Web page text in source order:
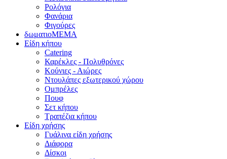
Ρολόγια
Φανάρια
Φιγούρες
δωματιοΜΕΜΑ
Είδη κήπου
Catering
Καρέκλες - Πολυθρόνες
Κούνιες - Αιώρες
Ντουλάπες εξωτερικού χώρου
Ομπρέλες
Πουφ
Σετ κήπου
Τραπέζια κήπου
Είδη χρήσης
Γυάλινα είδη χρήσης
Διάφορα
Δίσκοι